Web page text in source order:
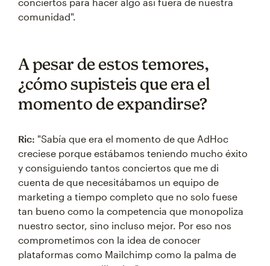
comunidad".
A pesar de estos temores,
¿cómo supisteis que era el
momento de expandirse?
Ric: "Sabía que era el momento de que AdHoc
creciese porque estábamos teniendo mucho éxito
y consiguiendo tantos conciertos que me di
cuenta de que necesitábamos un equipo de
marketing a tiempo completo que no solo fuese
tan bueno como la competencia que monopoliza
nuestro sector, sino incluso mejor. Por eso nos
comprometimos con la idea de conocer
plataformas como Mailchimp como la palma de